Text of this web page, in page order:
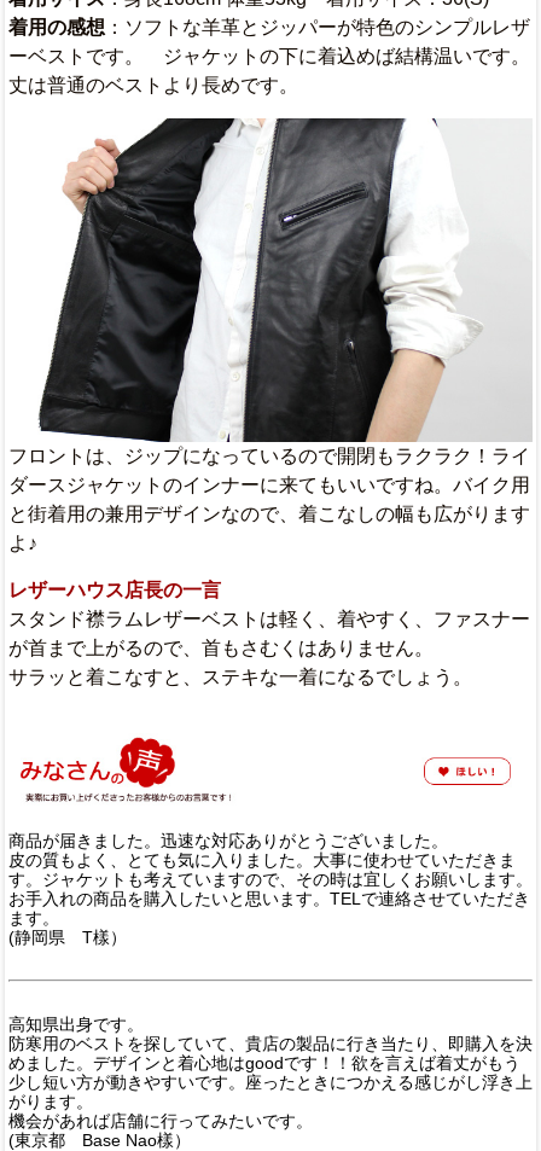
着用の感想 ：ソフトな羊革とジッパーが特色のシンプルレザ
ーベストです。 ジャケットの下に着込めば結構温いです。
丈は普通のベストより長めです。
フロントは、ジップになっているので開閉もラクラク！ライ
ダースジャケットのインナーに来てもいいですね。バイク用
と街着用の兼用デザインなので、着こなしの幅も広がります
よ♪
レザーハウス店長の一言
スタンド襟ラムレザーベストは軽く、着やすく、ファスナー
が首まで上がるので、首もさむくはありません。
サラッと着こなすと、ステキな一着になるでしょう。
商品が届きました。迅速な対応ありがとうございました。
皮の質もよく、とても気に入りました。大事に使わせていただきま
す。ジャケットも考えていますので、その時は宜しくお願いします。
お手入れの商品を購入したいと思います。TELで連絡させていただき
ます。
(静岡県 T樣）
高知県出身です。
防寒用のベストを探していて、貴店の製品に行き当たり、即購入を決
めました。デザインと着心地はgoodです！！欲を言えば着丈がもう
少し短い方が動きやすいです。座ったときにつかえる感じがし浮き上
がります。
機会があれば店舗に行ってみたいです。
(東京都 Base Nao樣）